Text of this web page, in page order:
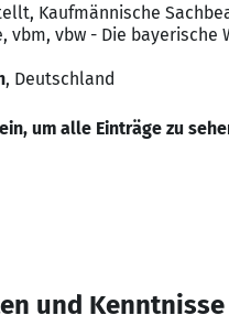
Kaufmännische
vbm, vbw - Die bayerische
, Deutschland
um alle Einträge zu
und Kenntnisse